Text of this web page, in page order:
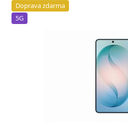
Doprava zdarma
5G